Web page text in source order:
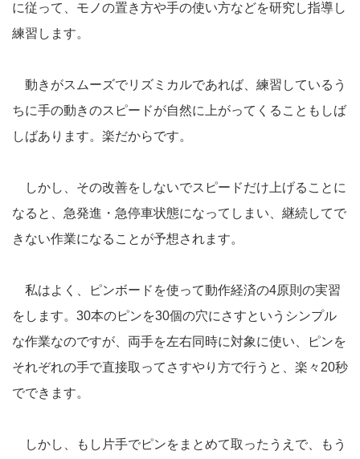
に従って、モノの置き方や手の使い方などを研究し指導し
練習します。
動きがスムーズでリズミカルであれば、練習しているう
ちに手の動きのスピードが自然に上がってくることもしば
しばあります。楽だからです。
しかし、その改善をしないでスピードだけ上げることに
なると、急発進・急停車状態になってしまい、継続してで
きない作業になることが予想されます。
私はよく、ピンボードを使って動作経済の4原則の実習
をします。30本のピンを30個の穴にさすというシンプル
な作業なのですが、両手を左右同時に対象に使い、ピンを
それぞれの手で直接取ってさすやり方で行うと、楽々20秒
でできます。
しかし、もし片手でピンをまとめて取ったうえで、もう